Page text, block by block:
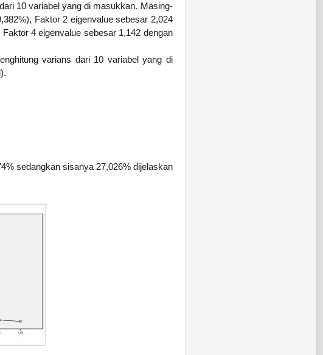
10 variabel yang di masukkan. Masing-
Faktor 2 eigenvalue sebesar 2,024
4 eigenvalue sebesar 1,142 dengan
varians dari 10 variabel yang di
sedangkan sisanya 27,026% dijelaskan